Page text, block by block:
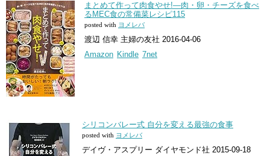
まとめて作って肉食やせ!―肉・卵・チーズを食べ
るMEC食の常備菜レシピ115
posted with ヨメレバ
渡辺 信幸 主婦の友社 2016-04-06
Amazon Kindle 7net
シリコンバレー式 自分を変える最強の食事
posted with ヨメレバ
デイヴ・アスプリー ダイヤモンド社 2015-09-18